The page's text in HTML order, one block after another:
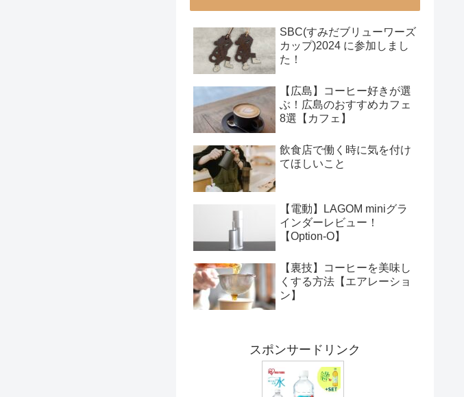
SBC(すみだブリューワーズ
カップ)2024 に参加しまし
た！
【広島】コーヒー好きが選
ぶ！広島のおすすめカフェ
8選【カフェ】
飲食店で働く時に気を付け
てほしいこと
【電動】LAGOM miniグラ
インダーレビュー！
【Option-O】
【裏技】コーヒーを美味し
くする方法【エアレーショ
ン】
スポンサードリンク